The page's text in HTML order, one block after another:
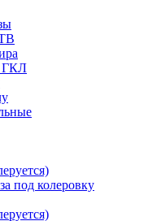
ГКЛ
под колеровку